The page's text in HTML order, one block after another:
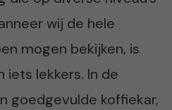
wij de hele
mogen bekijken, is
lekkers. In de
goedgevulde koffiekar,